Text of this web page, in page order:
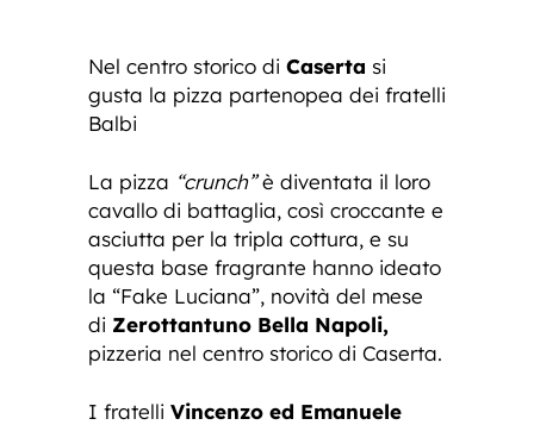
Nel centro storico di Caserta si
gusta la pizza partenopea dei fratelli
Balbi
La pizza “crunch”è diventata il loro
cavallo di battaglia, così croccante e
asciutta per la tripla cottura, e su
questa base fragrante hanno ideato
la “Fake Luciana”, novità del mese
di Zerottantuno Bella Napoli,
pizzeria nel centro storico di Caserta.
I fratelli Vincenzo ed Emanuele